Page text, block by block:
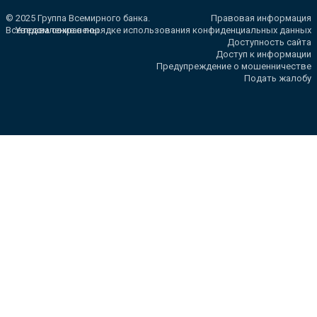
© 2025 Группа Всемирного банка.
Все права сохранены.
Правовая информация
Уведомление о порядке использования конфиденциальных данных
Доступность сайта
Доступ к информации
Предупреждение о мошенничестве
Подать жалобу